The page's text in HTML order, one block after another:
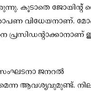
കൂടാതെ ജോയിന്റ്
വിധേയനാണ്.
പ്രസിഡന്റാക്കാനാണ്
ജനറല്‍
ആവശ്യവുമുണ്ട്.